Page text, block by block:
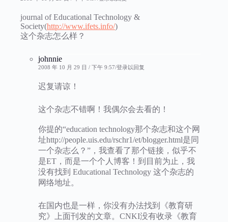
journal of Educational Technology &
Society(http://www.ifets.info/)
这个杂志怎么样？
johnnie
2008 年 10 月 29 日 / 下午 9:57 登录以回复
迟复请谅！
这个杂志不错啊！我偶尔会去看的！
你提的“education technology那个杂志和这个网
址http://people.uis.edu/rschr1/et/blogger.html是同
一个杂志么？”，我查看了那个链接，似乎不
是ET，而是一个个人博客！到目前为止，我
没有找到 Educational Technology 这个杂志的
网络地址。
在国内也是一样，你没有办法找到《教育研
究》上面刊发的文章。CNKI没有收录《教育